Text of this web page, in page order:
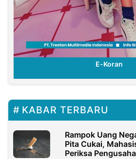
E-Koran
KABAR TERBARU
Rampok Uang
Pita Cukai,
Periksa